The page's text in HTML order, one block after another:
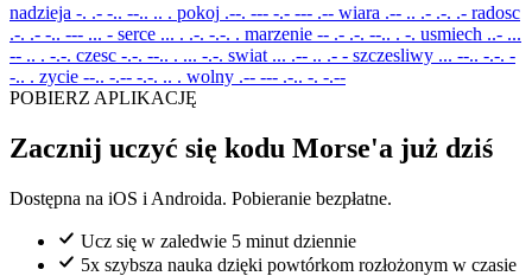
nadzieja -. .- -.. --.. .. . pokoj .--. --- -.- --- .-- wiara .-- .. .- .-. .- radosc
.-. .- -.. --- ... - serce ... . .-. -.-. . marzenie -- .- .-. --.. . -. usmiech ..- ...
-- .. . -.-. czesc -.-. --.. . ... -.-. swiat ... .-- .. .- - szczesliwy ... --.. -.-. -
-.. . zycie --.. -.-- -.-. .. . wolny .-- --- .-.. -. -.--
POBIERZ APLIKACJĘ
Zacznij uczyć się kodu Morse'a już dziś
Dostępna na iOS i Androida. Pobieranie bezpłatne.
Ucz się w zaledwie 5 minut dziennie
5x szybsza nauka dzięki powtórkom rozłożonym w czasie